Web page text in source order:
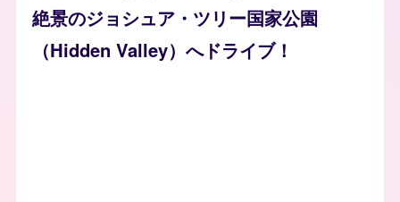
絶景のジョシュア・ツリー国家公園
（Hidden Valley）へドライブ！